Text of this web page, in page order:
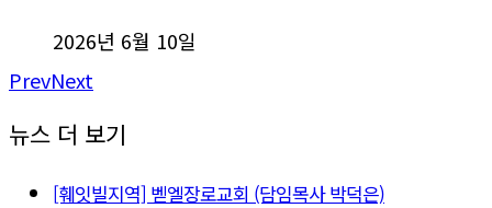
2026년 6월 10일
PrevNext
뉴스 더 보기
[훼잇빌지역] 벧엘장로교회 (담임목사 박덕은)